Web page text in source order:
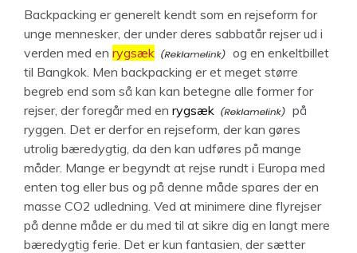
Backpacking er generelt kendt som en rejseform for
unge mennesker, der under deres sabbatår rejser ud i
verden med en rygsæk
og en enkeltbillet
til Bangkok. Men backpacking er et meget større
begreb end som så kan kan betegne alle former for
rejser, der foregår med en rygsæk
på
ryggen. Det er derfor en rejseform, der kan gøres
utrolig bæredygtig, da den kan udføres på mange
måder. Mange er begyndt at rejse rundt i Europa med
enten tog eller bus og på denne måde spares der en
masse CO2 udledning. Ved at minimere dine flyrejser
på denne måde er du med til at sikre dig en langt mere
bæredygtig ferie. Det er kun fantasien, der sætter